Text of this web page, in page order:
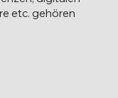
etc. gehören